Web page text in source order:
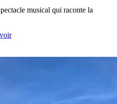
musical qui raconte la